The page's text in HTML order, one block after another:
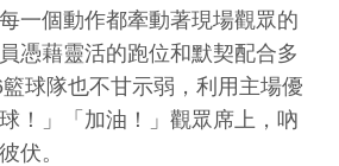
一個動作都牽動著現場觀眾的
憑藉靈活的跑位和默契配合多
球隊也不甘示弱，利用主場優
！」「加油！」觀眾席上，吶
伏。